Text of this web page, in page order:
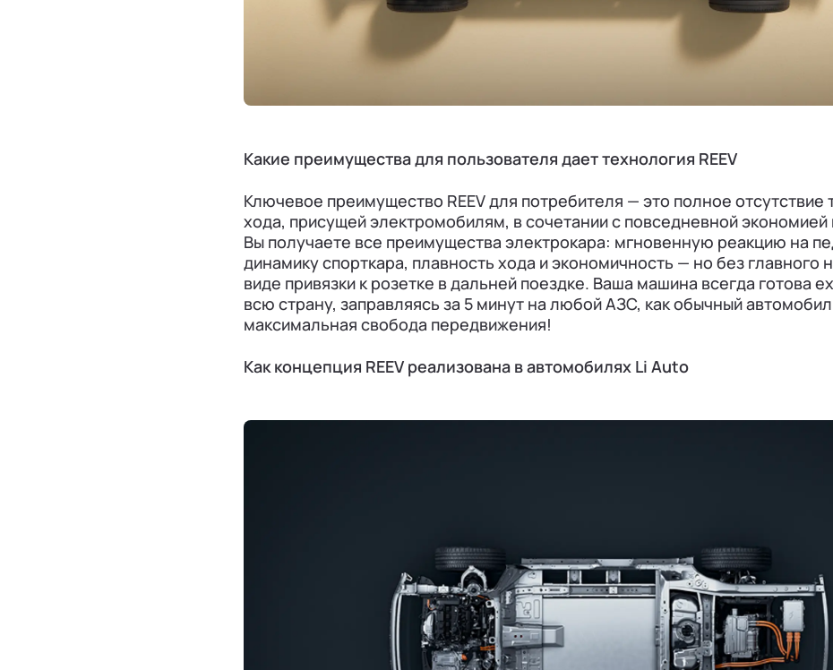
Какие преимущества для пользователя дает технология REEV
Ключевое преимущество REEV для потребителя — это полное отсутствие
хода, присущей электромобилям, в сочетании с повседневной
Вы получаете все преимущества электрокара: мгновенную реакцию на
динамику спорткара, плавность хода и экономичность — но без главного
виде привязки к розетке в дальней поездке. Ваша машина всегда готова
всю страну, заправляясь за 5 минут на любой АЗС, как обычный
максимальная свобода передвижения!
Как концепция REEV реализована в автомобилях Li Auto